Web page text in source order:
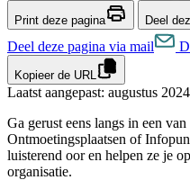
Print deze pagina Deel
Deel deze pagina via mail
Kopieer de URL
Laatst aangepast: augustus 2024
Ga gerust eens langs in een
Ontmoetingsplaatsen of
luisterend oor en helpen ze je
organisatie.